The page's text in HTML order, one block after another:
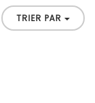
TRIER PAR